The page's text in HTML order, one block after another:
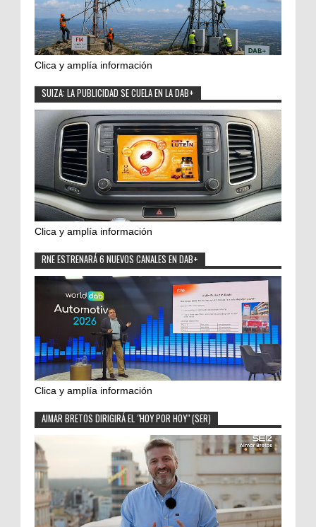
Clica y amplía información
SUIZA: LA PUBLICIDAD SE CUELA EN LA DAB+
Clica y amplía información
RNE ESTRENARÁ 6 NUEVOS CANALES EN DAB+
Clica y amplía información
AIMAR BRETOS DIRIGIRÁ EL "HOY POR HOY" (SER)